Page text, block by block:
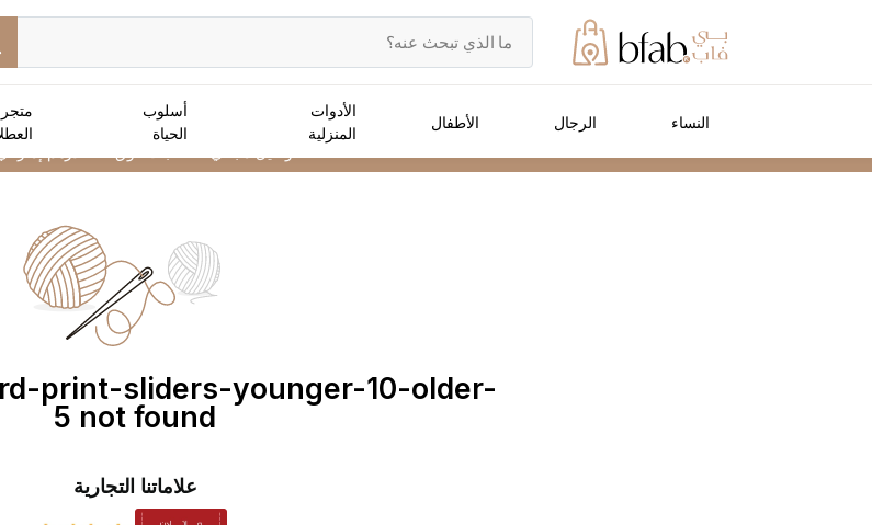
النساء الرجال الأطفال
الأدوات
المنزلية
أسلوب
الحياة
متجر
print-sliders-younger-10-older-
5 not found
علاماتنا التجارية